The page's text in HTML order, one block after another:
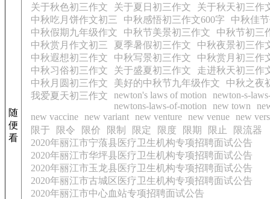
随
便
看
关于秋色初三作文
关于夏日初三作文
关于秋天初三作
中秋吃月饼作文初三
中秋感悟初三作文600字
中秋佳
中秋假期九年级作文
中秋节美景初三作文
中秋节初三
中秋赏月作文初三
夏季暑假初三作文
中秋夜景初三作
中秋遐想初三作文
中秋写景初三作文
中秋赏月初三作
中秋习俗初三作文
关于盛夏初三作文
走进秋天初三作
中秋月圆初三作文
美好的中秋节九年级作文
中秋之夜
我爱夏天初三作文
newton's laws of motion
newton-s-
newtons-laws-of-motion
new town
new vaccine
new variant new venture new venue
new
限于
限令 限价 限制 限定 限度 限期 限止
限流器
2020年丽江市宁蒗县医疗卫生机构专项招聘面试公告
2020年丽江市华坪县医疗卫生机构专项招聘面试公告
2020年丽江市玉龙县医疗卫生机构专项招聘面试公告
2020年丽江市古城区医疗卫生机构专项招聘面试公告
2020年丽江市中心血站专项招聘面试公告